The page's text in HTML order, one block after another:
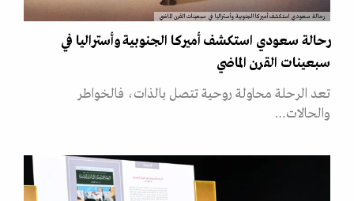
رحالة سعودي استكشف أميركا الجنوبية وأستراليا في سبعينات القرن الماضي
رحالة سعودي استكشف أميركا الجنوبية وأستراليا في
سبعينات القرن الماضي
تعد الرحلة محاولة روحية تتصل بالذات، فالخواطر
والحالات…